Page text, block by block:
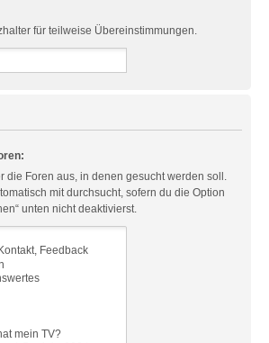
für teilweise Übereinstimmungen.
die Foren aus, in denen gesucht werden soll.
mit durchsucht, sofern du die Option
unten nicht deaktivierst.